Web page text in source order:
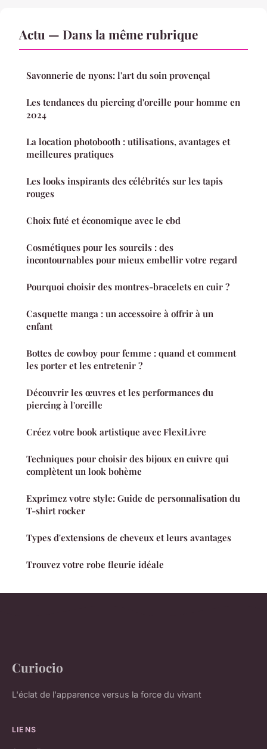
Actu — Dans la même rubrique
Savonnerie de nyons: l'art du soin provençal
Les tendances du piercing d'oreille pour homme en
2024
La location photobooth : utilisations, avantages et
meilleures pratiques
Les looks inspirants des célébrités sur les tapis
rouges
Choix futé et économique avec le cbd
Cosmétiques pour les sourcils : des
incontournables pour mieux embellir votre regard
Pourquoi choisir des montres-bracelets en cuir ?
Casquette manga : un accessoire à offrir à un
enfant
Bottes de cowboy pour femme : quand et comment
les porter et les entretenir ?
Découvrir les œuvres et les performances du
piercing à l'oreille
Créez votre book artistique avec FlexiLivre
Techniques pour choisir des bijoux en cuivre qui
complètent un look bohème
Exprimez votre style: Guide de personnalisation du
T-shirt rocker
Types d'extensions de cheveux et leurs avantages
Trouvez votre robe fleurie idéale
Curiocio
L'éclat de l'apparence versus la force du vivant
LIENS